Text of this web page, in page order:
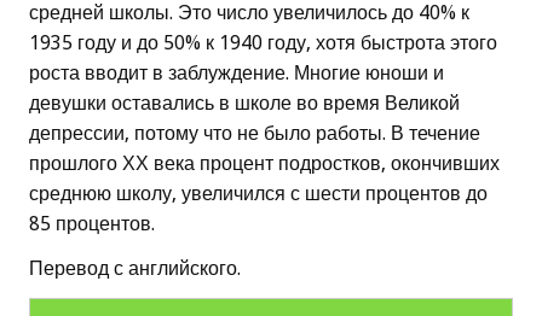
средней школы. Это число увеличилось до 40% к
1935 году и до 50% к 1940 году, хотя быстрота этого
роста вводит в заблуждение. Многие юноши и
девушки оставались в школе во время Великой
депрессии, потому что не было работы. В течение
прошлого ХХ века процент подростков, окончивших
среднюю школу, увеличился с шести процентов до
85 процентов.
Перевод с английского.